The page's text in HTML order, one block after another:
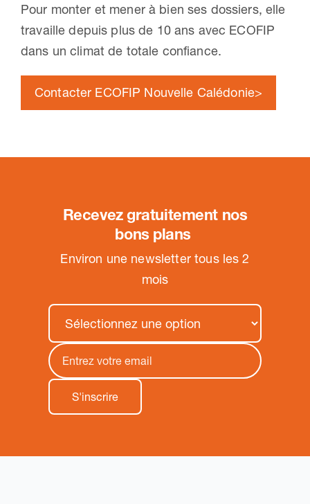
Pour monter et mener à bien ses dossiers, elle
travaille depuis plus de 10 ans avec ECOFIP
dans un climat de totale confiance.
Contacter ECOFIP Nouvelle Calédonie>
Recevez gratuitement nos
bons plans
Environ une newsletter tous les 2
mois